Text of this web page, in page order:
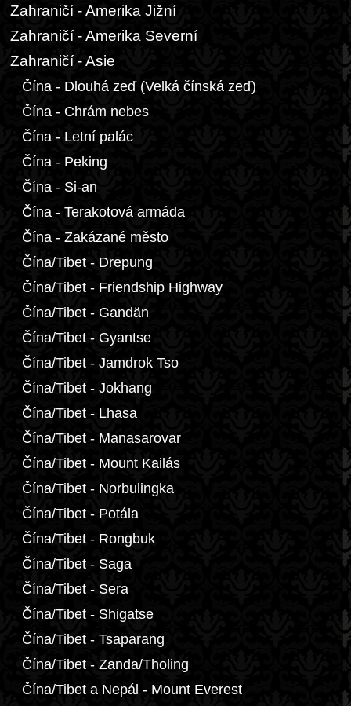
Zahraničí - Amerika Jižní
Zahraničí - Amerika Severní
Zahraničí - Asie
Čína - Dlouhá zeď (Velká čínská zeď)
Čína - Chrám nebes
Čína - Letní palác
Čína - Peking
Čína - Si-an
Čína - Terakotová armáda
Čína - Zakázané město
Čína/Tibet - Drepung
Čína/Tibet - Friendship Highway
Čína/Tibet - Gandän
Čína/Tibet - Gyantse
Čína/Tibet - Jamdrok Tso
Čína/Tibet - Jokhang
Čína/Tibet - Lhasa
Čína/Tibet - Manasarovar
Čína/Tibet - Mount Kailás
Čína/Tibet - Norbulingka
Čína/Tibet - Potála
Čína/Tibet - Rongbuk
Čína/Tibet - Saga
Čína/Tibet - Sera
Čína/Tibet - Shigatse
Čína/Tibet - Tsaparang
Čína/Tibet - Zanda/Tholing
Čína/Tibet a Nepál - Mount Everest